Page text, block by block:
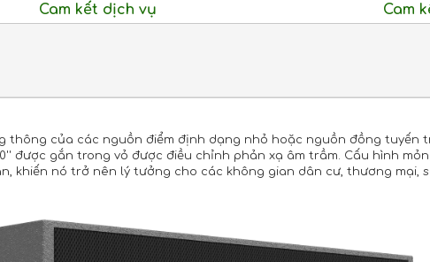
Cam kết dịch vụ Cam
thông của các nguồn điểm định dạng nhỏ hoặc nguồn đồng tuyến
được gắn trong vỏ được điều chỉnh phản xạ âm trầm. Cấu hình
nó trở nên lý tưởng cho các không gian dân cư, thương mại,